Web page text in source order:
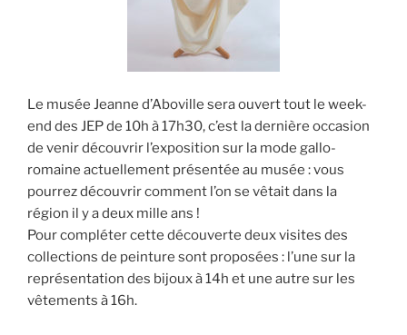
Le musée Jeanne d’Aboville sera ouvert tout le week-
end des JEP de 10h à 17h30, c’est la dernière occasion
de venir découvrir l’exposition sur la mode gallo-
romaine actuellement présentée au musée : vous
pourrez découvrir comment l’on se vêtait dans la
région il y a deux mille ans !
Pour compléter cette découverte deux visites des
collections de peinture sont proposées : l’une sur la
représentation des bijoux à 14h et une autre sur les
vêtements à 16h.